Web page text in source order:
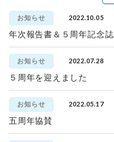
お知らせ 2022.10.05
年次報告書＆５周年記念誌
お知らせ 2022.07.28
５周年を迎えました
お知らせ 2022.05.17
五周年協賛